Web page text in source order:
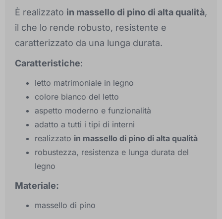
È realizzato in massello di pino di alta qualità,
il che lo rende robusto, resistente e
caratterizzato da una lunga durata.
Caratteristiche:
letto matrimoniale in legno
colore bianco del letto
aspetto moderno e funzionalità
adatto a tutti i tipi di interni
realizzato in massello di pino di alta qualità
robustezza, resistenza e lunga durata del
legno
Materiale:
massello di pino